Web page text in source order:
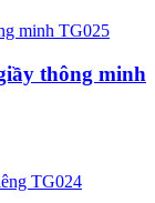
thông minh